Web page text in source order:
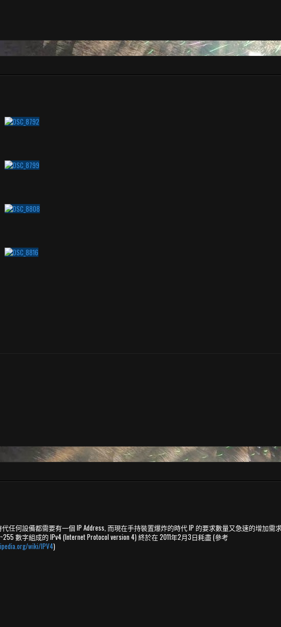
代任何設備都需要有一個 IP Address, 而現在手持裝置爆炸的時代 IP 的要求數量又急速的增加需
數字組成的 IPv4 (Internet Protocol version 4) 終於在 2011年2月3日耗盡 (參考
wiki/IPV4)